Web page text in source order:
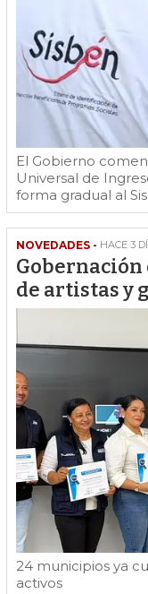
El Gobierno
Universal de
forma gradual al
NOVEDADES - HACE 3
Gobernación
de artistas y
24 municipios ya
activos